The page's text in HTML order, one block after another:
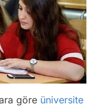
göre üniversite